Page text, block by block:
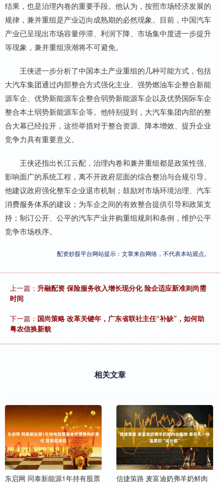
结果，也是治理内卷的重要手段。他认为，按照市场经济发展的
规律，兼并重组是产业迈向成熟期的必然现象。目前，中国汽车
产业已呈现出市场容量停滞、利润下降、市场集中度进一步提升
等现象，兼并重组浪潮将不可避免。
王侠进一步分析了中国本土产业重组的几种可能方式，包括
大汽车集团通过内部整合方式强化主业、强势燃油车企整合新能
源车企、优势新能源车企整合弱势新能源车企以及优势国际车企
整合本土弱势新能源车企等。他特别提到，大汽车集团内部的整
合大幕已经拉开，这些举措对于整合资源、降本增效、提升企业
竞争力具有重要意义。
王侠还指出长江云配，治理内卷和兼并重组都是政策性强、
影响面广的系统工程，离不开政府层面的综合整治与合规引导。
他建议政府强化整车企业退市机制；鼓励对市场环境治理、汽车
消费服务体系的建设；为车企之间的有效整合提供引导和政策支
持；制订公开、公平的汽车产业并购重组规则和条例，维护公平
竞争市场秩序。
配资炒股平台网站提示：文章来自网络，不代表本站观点。
上一篇： 升融配资 保险服务收入增长现分化 险企适应新准则尚需
时间
下一篇： 国尚策略 改革关键年，广东省联社主任“补缺”，如何助
粤农信换新貌
相关文章
东启网 同泰新能源1年持有股票 信捷策路 麦富迪奶弗羊奶鲜肉